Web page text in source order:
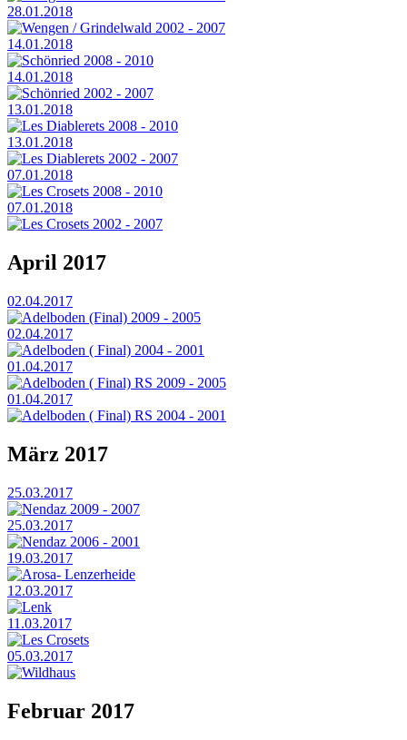
28.01.2018
Wengen / Grindelwald 2002 - 2007
14.01.2018
Schönried 2008 - 2010
14.01.2018
Schönried 2002 - 2007
13.01.2018
Les Diablerets 2008 - 2010
13.01.2018
Les Diablerets 2002 - 2007
07.01.2018
Les Crosets 2008 - 2010
07.01.2018
Les Crosets 2002 - 2007
April 2017
02.04.2017
Adelboden (Final) 2009 - 2005
02.04.2017
Adelboden ( Final) 2004 - 2001
01.04.2017
Adelboden ( Final) RS 2009 - 2005
01.04.2017
Adelboden ( Final) RS 2004 - 2001
März 2017
25.03.2017
Nendaz 2009 - 2007
25.03.2017
Nendaz 2006 - 2001
19.03.2017
Arosa- Lenzerheide
12.03.2017
Lenk
11.03.2017
Les Crosets
05.03.2017
Wildhaus
Februar 2017